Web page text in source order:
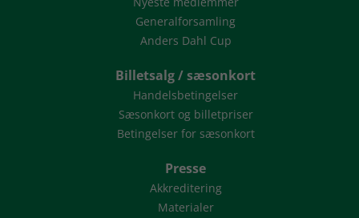
Generalforsamling
Anders Dahl Cup
Billetsalg / sæsonkort
Handelsbetingelser
Sæsonkort og billetpriser
Betingelser for sæsonkort
Presse
Akkreditering
Materialer